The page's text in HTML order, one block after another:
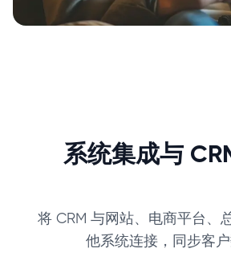
系统集成与
将 CRM 与网站、电商平台、
他系统连接，同步客户